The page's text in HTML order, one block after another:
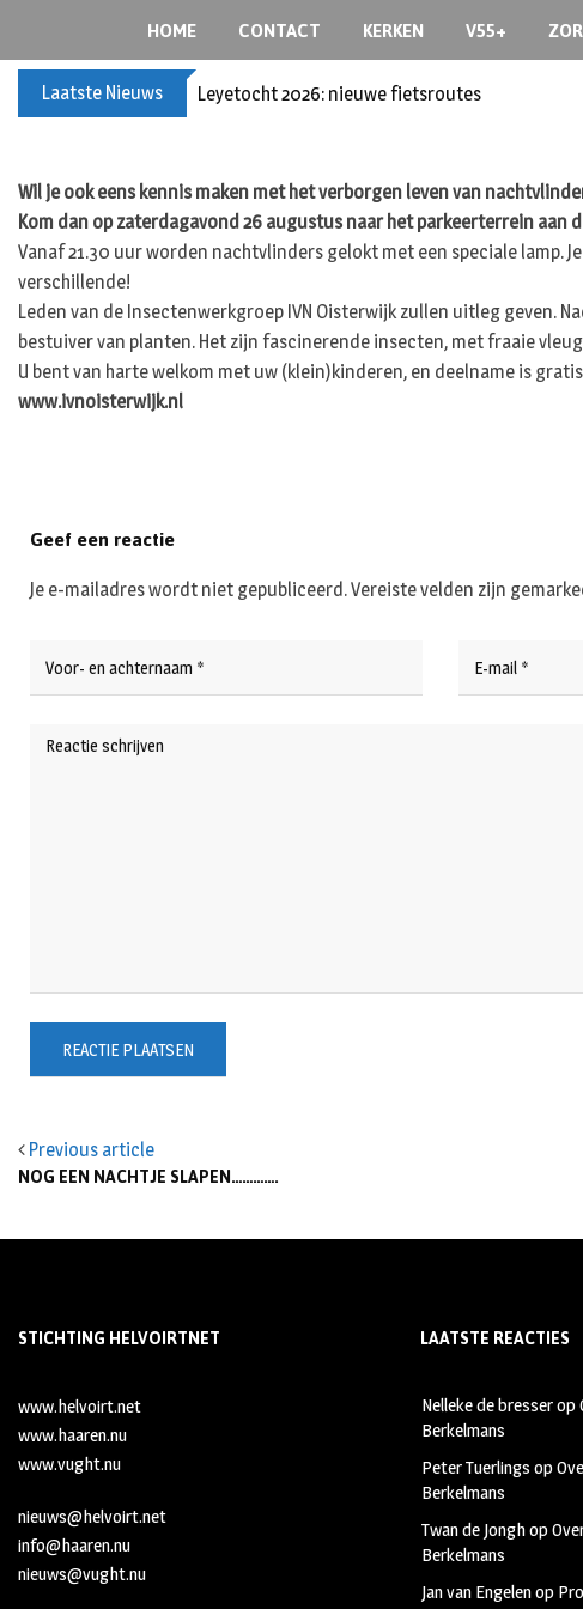
HOME CONTACT KERKEN V55+
Laatste Nieuws Leyetocht 2026: nieuwe fietsroutes
Wil je ook eens kennis maken met het verborgen leven van
Kom dan op zaterdagavond 26 augustus naar het parkeerterrein aan
Vanaf 21.30 uur worden nachtvlinders gelokt met een speciale lamp.
verschillende!
Leden van de Insectenwerkgroep IVN Oisterwijk zullen uitleg geven.
bestuiver van planten. Het zijn fascinerende insecten, met fraaie
U bent van harte welkom met uw (klein)kinderen, en deelname is
www.ivnoisterwijk.nl
Previous article
NOG EEN NACHTJE SLAPEN………….
Geef een reactie
Je e-mailadres wordt niet gepubliceerd.Vereiste velden zijn
STICHTING HELVOIRTNET
www.helvoirt.net
www.haaren.nu
www.vught.nu
nieuws@helvoirt.net
info@haaren.nu
nieuws@vught.nu
LAATSTE REACTIES
Nelleke de bresserop
Berkelmans
Peter Tuerlings op
Berkelmans
Twan de Jonghop
Berkelmans
Jan van Engelenop